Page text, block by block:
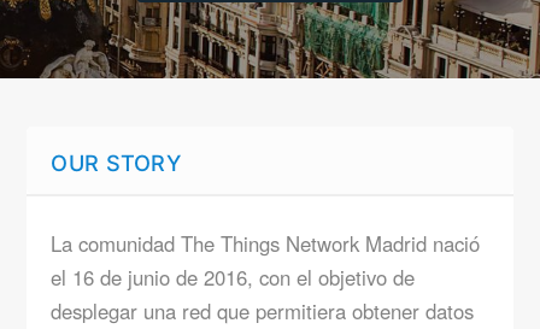
OUR STORY
La comunidad The Things Network Madrid nació
el 16 de junio de 2016, con el objetivo de
desplegar una red que permitiera obtener datos